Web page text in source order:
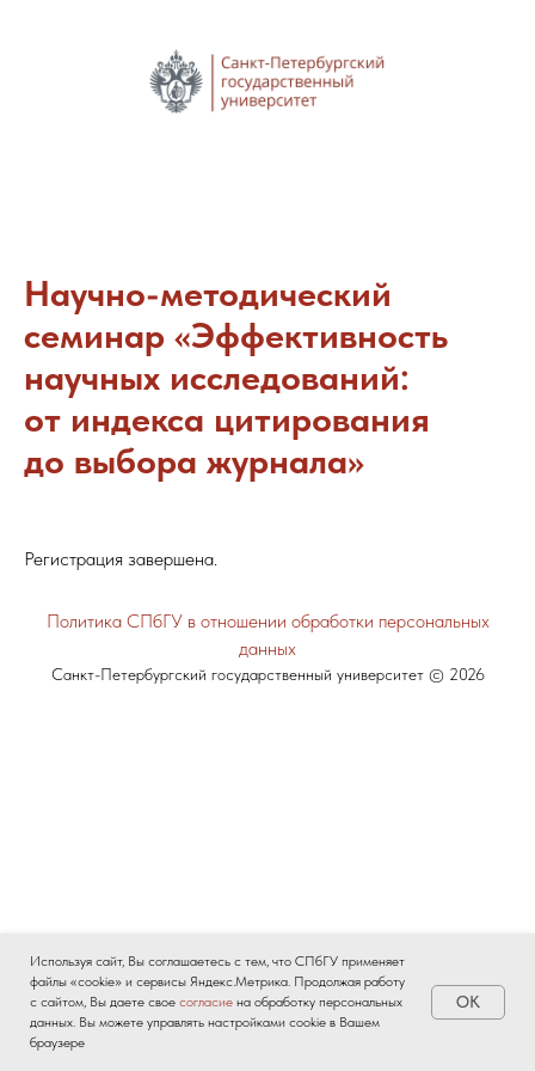
Научно-методический
семинар «Эффективность
научных исследований:
от индекса цитирования
до выбора журнала»
Регистрация завершена.
Используя сайт, Вы соглашаетесь с тем, что СПбГУ применяет
файлы «cookie» и сервисы Яндекс.Метрика. Продолжая работу
с сайтом, Вы даете свое согласие на обработку персональных
данных. Вы можете управлять настройками cookie в Вашем
браузере
OK
Политика СПбГУ в отношении обработки персональных
данных
Санкт-Петербургский государственный университет © 2026